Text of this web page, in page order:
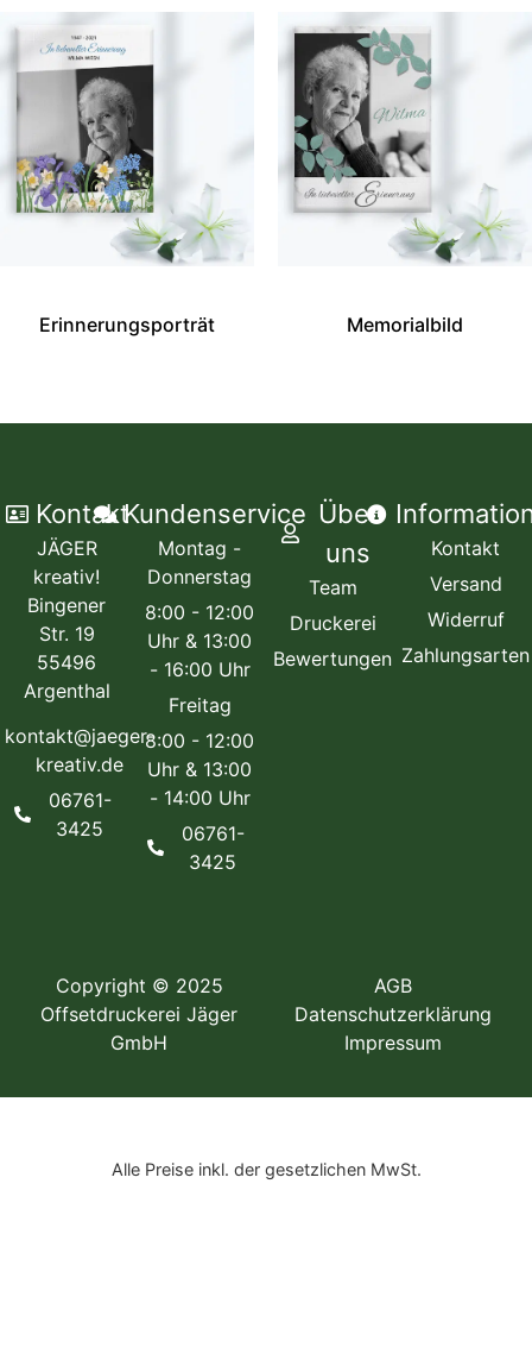
Erinnerungsporträt Memorialbild
Kontakt
JÄGER
kreativ!
Bingener
Str. 19
55496
Argenthal
kontakt@jaeger-
kreativ.de
06761-
3425
Kundenservice
Montag -
Donnerstag
8:00 - 12:00
Uhr & 13:00
- 16:00 Uhr
Freitag
8:00 - 12:00
Uhr & 13:00
- 14:00 Uhr
06761-
3425
Über
uns
Team
Druckerei
Bewertungen
Kontakt
Versand
Widerruf
Zahlungsarten
Copyright © 2025
Offsetdruckerei Jäger
GmbH
AGB
Datenschutzerklärung
Impressum
Alle Preise inkl. der gesetzlichen MwSt.